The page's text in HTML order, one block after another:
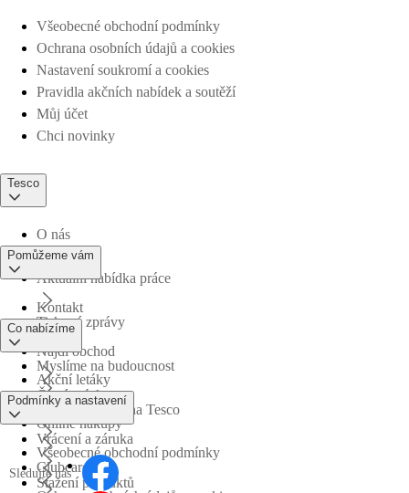
Všeobecné obchodní podmínky
Ochrana osobních údajů a cookies
Nastavení soukromí a cookies
Pravidla akčních nabídek a soutěží
Můj účet
Chci novinky
Tesco
O nás
Aktuální nabídka práce
Tiskové zprávy
Myslíme na budoucnost
Obchodní skupina Tesco
Pomůžeme vám
Kontakt
Najdi obchod
Časté otázky
Vrácení a záruka
Stažení produktů
Co nabízíme
Akční letáky
Online nákupy
Clubcard
Podmínky a nastavení
Všeobecné obchodní podmínky
Sledujte nás